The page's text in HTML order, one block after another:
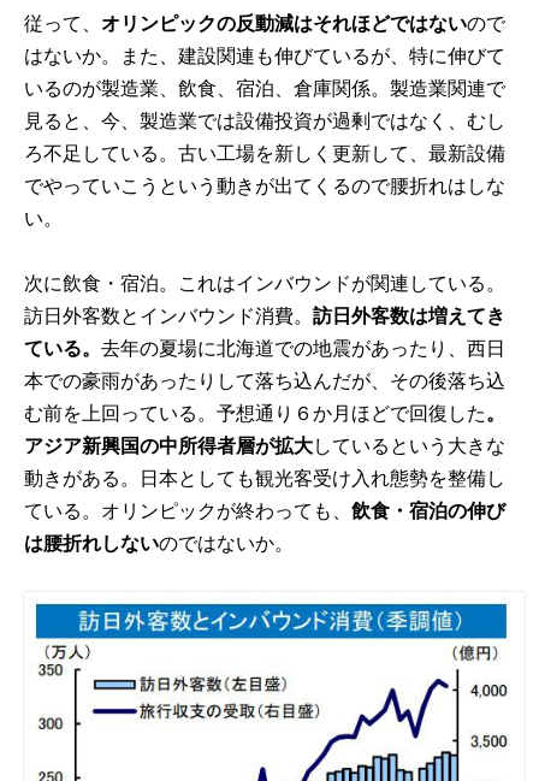
従って、オリンピックの反動減はそれほどではないので
はないか。また、建設関連も伸びているが、特に伸びて
いるのが製造業、飲食、宿泊、倉庫関係。製造業関連で
見ると、今、製造業では設備投資が過剰ではなく、むし
ろ不足している。古い工場を新しく更新して、最新設備
でやっていこうという動きが出てくるので腰折れはしな
い。
次に飲食・宿泊。これはインバウンドが関連している。
訪日外客数とインバウンド消費。訪日外客数は増えてき
ている。去年の夏場に北海道での地震があったり、西日
本での豪雨があったりして落ち込んだが、その後落ち込
む前を上回っている。予想通り６か月ほどで回復した。
アジア新興国の中所得者層が拡大しているという大きな
動きがある。日本としても観光客受け入れ態勢を整備し
ている。オリンピックが終わっても、飲食・宿泊の伸び
は腰折れしないのではないか。